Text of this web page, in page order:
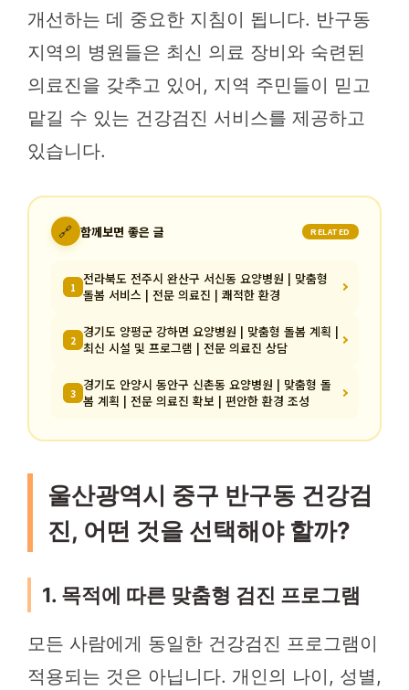
개선하는 데 중요한 지침이 됩니다. 반구동
지역의 병원들은 최신 의료 장비와 숙련된
의료진을 갖추고 있어, 지역 주민들이 믿고
맡길 수 있는 건강검진 서비스를 제공하고
있습니다.
🔗 함께보면 좋은 글 RELATED
1 전라북도 전주시 완산구 서신동 요양병원 | 맞춤형
돌봄 서비스 | 전문 의료진 | 쾌적한 환경
2 경기도 양평군 강하면 요양병원 | 맞춤형 돌봄 계획 |
최신 시설 및 프로그램 | 전문 의료진 상담
3 경기도 안양시 동안구 신촌동 요양병원 | 맞춤형 돌
봄 계획 | 전문 의료진 확보 | 편안한 환경 조성
울산광역시 중구 반구동 건강검
진, 어떤 것을 선택해야 할까?
1. 목적에 따른 맞춤형 검진 프로그램
모든 사람에게 동일한 건강검진 프로그램이
적용되는 것은 아닙니다. 개인의 나이, 성별,